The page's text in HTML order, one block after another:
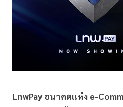
LnwPay อนาคตแห่ง e-